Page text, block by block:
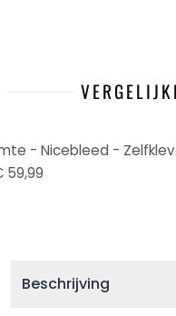
59,99
Beschrijving